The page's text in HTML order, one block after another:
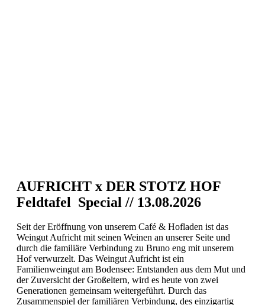
AUFRICHT x DER STOTZ HOF
Feldtafel Special // 13.08.2026
Seit der Eröffnung von unserem Café & Hofladen ist das
Weingut Aufricht mit seinen Weinen an unserer Seite und
durch die familiäre Verbindung zu Bruno eng mit unserem
Hof verwurzelt. Das Weingut Aufricht ist ein
Familienweingut am Bodensee: Entstanden aus dem Mut und
der Zuversicht der Großeltern, wird es heute von zwei
Generationen gemeinsam weitergeführt. Durch das
Zusammenspiel der familiären Verbindung, des einzigartig